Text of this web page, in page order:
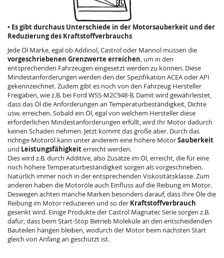
• Es gibt durchaus Unterschiede in der Motorsauberkeit und der
Reduzierung des Kraftstoffverbrauchs
Jede Öl Marke, egal ob Addinol, Castrol oder Mannol müssen die
vorgeschriebenen Grenzwerte erreichen, um in den
entsprechenden Fahrzeugen eingesetzt werden zu können. Diese
Mindestanforderungen werden den der Spezifikation ACEA oder API
gekennzeichnet. Zudem gibt es noch von den Fahrzeug Hersteller
Freigaben, wie z.B. bei Ford WSS-M2C948-B. Damit wird gewährleistet,
dass das Öl die Anforderungen an Temperaturbeständigkeit, Dichte
usw. erreichen. Sobald ein Öl, egal von welchem Hersteller diese
erforderlichen Mindestanforderungen erfüllt, wird Ihr Motor dadurch
keinen Schaden nehmen. Jetzt kommt das große aber. Durch das
richtige Motoröl kann unter anderem eine höhere MotorSauberkeit
und Leistungsfähigkeiterreicht werden.
Dies wird z.B. durch Additive, also Zusätze im Öl, erreicht, die für eine
noch höhere Temperaturbeständigkeit sorgen als vorgeschrieben.
Natürlich immer noch in der entsprechenden Viskositätsklasse. Zum
anderen haben die Motoröle auch Einfluss auf die Reibung im Motor.
Deswegen achten manche Marken besonders darauf, dass Ihre Öle die
Reibung im Motor reduzieren und so der Kraftstoffverbrauch
gesenkt wird. Einige Produkte der Castrol Magnatec Serie sorgen z.B.
dafür, dass beim Start-Stop Betrieb Moleküle an den entscheidenden
Bauteilen hängen bleiben, wodurch der Motor beim nächsten Start
gleich von Anfang an geschützt ist.